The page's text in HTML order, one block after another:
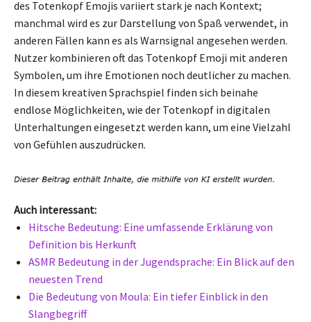
des Totenkopf Emojis variiert stark je nach Kontext;
manchmal wird es zur Darstellung von Spaß verwendet, in
anderen Fällen kann es als Warnsignal angesehen werden.
Nutzer kombinieren oft das Totenkopf Emoji mit anderen
Symbolen, um ihre Emotionen noch deutlicher zu machen.
In diesem kreativen Sprachspiel finden sich beinahe
endlose Möglichkeiten, wie der Totenkopf in digitalen
Unterhaltungen eingesetzt werden kann, um eine Vielzahl
von Gefühlen auszudrücken.
Auch interessant:
Hitsche Bedeutung: Eine umfassende Erklärung von
Definition bis Herkunft
ASMR Bedeutung in der Jugendsprache: Ein Blick auf den
neuesten Trend
Die Bedeutung von Moula: Ein tiefer Einblick in den
Slangbegriff